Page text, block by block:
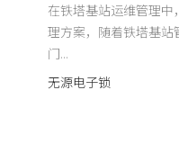
在铁塔基站运维管理
理方案，随着铁塔基
门...
无源电子锁